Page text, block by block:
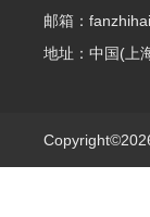
邮箱：
地址：中国(上